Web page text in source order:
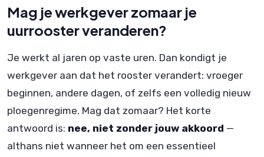
Mag je werkgever zomaar je
uurrooster veranderen?
Je werkt al jaren op vaste uren. Dan kondigt je
werkgever aan dat het rooster verandert: vroeger
beginnen, andere dagen, of zelfs een volledig nieuw
ploegenregime. Mag dat zomaar? Het korte
antwoord is: nee, niet zonder jouw akkoord —
althans niet wanneer het om een essentieel